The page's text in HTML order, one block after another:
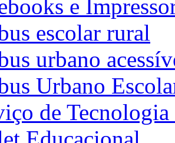
e
escolar rural
urbano
Urbano
de